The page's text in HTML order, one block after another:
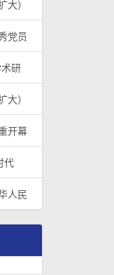
）
党员
研
）
开幕
代
人民